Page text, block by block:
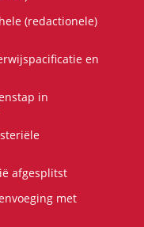
(redactionele)
en
in
afgesplitst
met